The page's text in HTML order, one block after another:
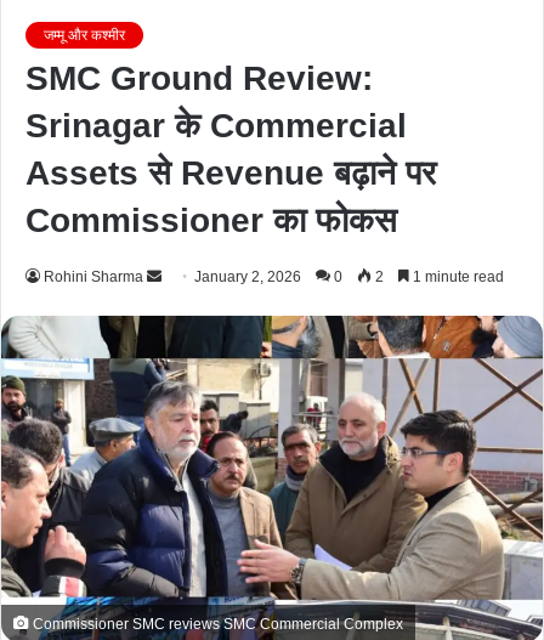
जम्मू और कश्मीर
SMC Ground Review:
Srinagar के Commercial
Assets से Revenue बढ़ाने पर
Commissioner का फोकस
Rohini Sharma
n
d
a
n
e
m
a
January 2, 2026 0 2 1 minute read
Commissioner SMC reviews SMC Commercial Complex